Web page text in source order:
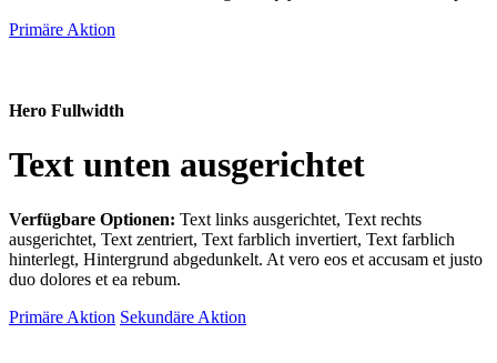
Primäre Aktion
Hero Fullwidth
Text unten ausgerichtet
Verfügbare Optionen: Text links ausgerichtet, Text rechts
ausgerichtet, Text zentriert, Text farblich invertiert, Text farblich
hinterlegt, Hintergrund abgedunkelt. At vero eos et accusam et justo
duo dolores et ea rebum.
Primäre Aktion Sekundäre Aktion